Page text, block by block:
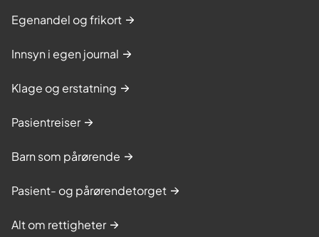
Egenandel og frikort
Innsyn i egen journal
Klage og erstatning
Pasientreiser
Barn som pårørende
Pasient- og pårørendetorget
Alt om rettigheter